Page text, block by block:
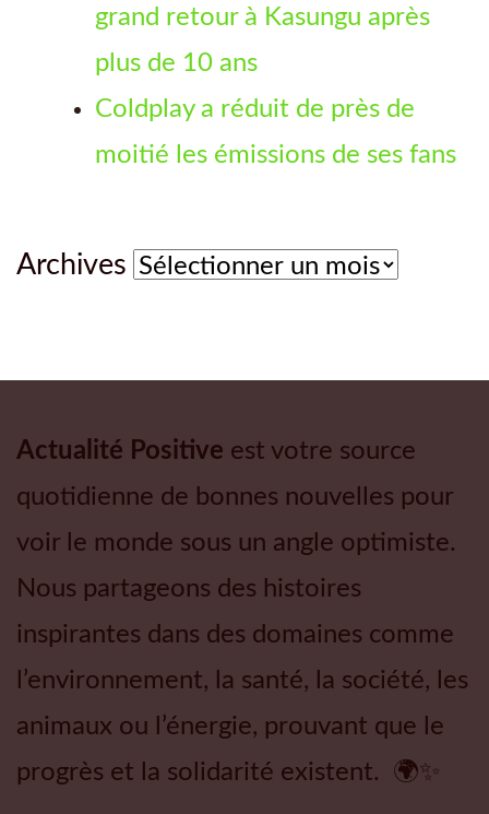
grand retour à Kasungu après
plus de 10 ans
Coldplay a réduit de près de
moitié les émissions de ses fans
Archives Archives
Actualité Positive est votre source
quotidienne de bonnes nouvelles pour
voir le monde sous un angle optimiste.
Nous partageons des histoires
inspirantes dans des domaines comme
l’environnement, la santé, la société, les
animaux ou l’énergie, prouvant que le
progrès et la solidarité existent. 🌍✨